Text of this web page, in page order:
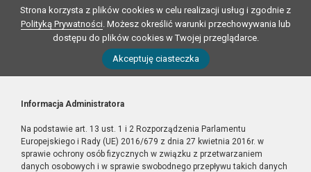
Strona korzysta z plików cookies w celu realizacji usług i zgodnie z
Polityką Prywatności. Możesz określić warunki przechowywania lub
dostępu do plików cookies w Twojej przeglądarce.
Akceptuję ciasteczka
Informacja Administratora
Na podstawie art. 13 ust. 1 i 2 Rozporządzenia Parlamentu
Europejskiego i Rady (UE) 2016/679 z dnia 27 kwietnia 2016r. w
sprawie ochrony osób fizycznych w związku z przetwarzaniem
danych osobowych i w sprawie swobodnego przepływu takich danych